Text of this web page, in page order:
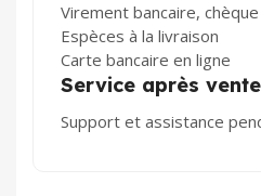
Virement bancaire, chèque
Espèces à la livraison
Carte bancaire en ligne
Service après vente
Support et assistance